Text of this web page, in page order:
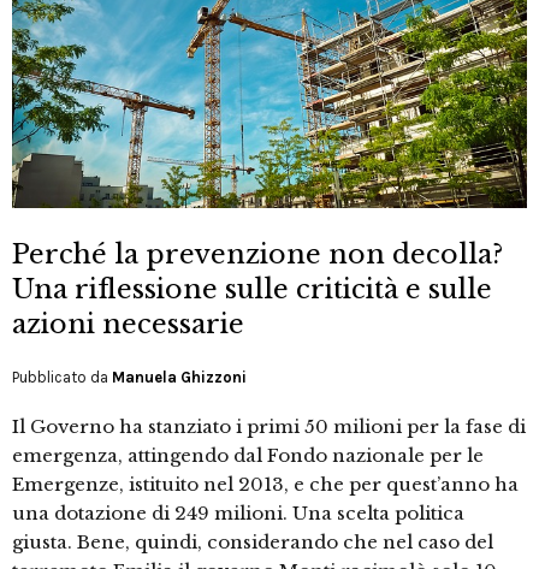
Perché la prevenzione non decolla?
Una riflessione sulle criticità e sulle
azioni necessarie
Pubblicato da Manuela Ghizzoni
Il Governo ha stanziato i primi 50 milioni per la fase di
emergenza, attingendo dal Fondo nazionale per le
Emergenze, istituito nel 2013, e che per quest’anno ha
una dotazione di 249 milioni. Una scelta politica
giusta. Bene, quindi, considerando che nel caso del